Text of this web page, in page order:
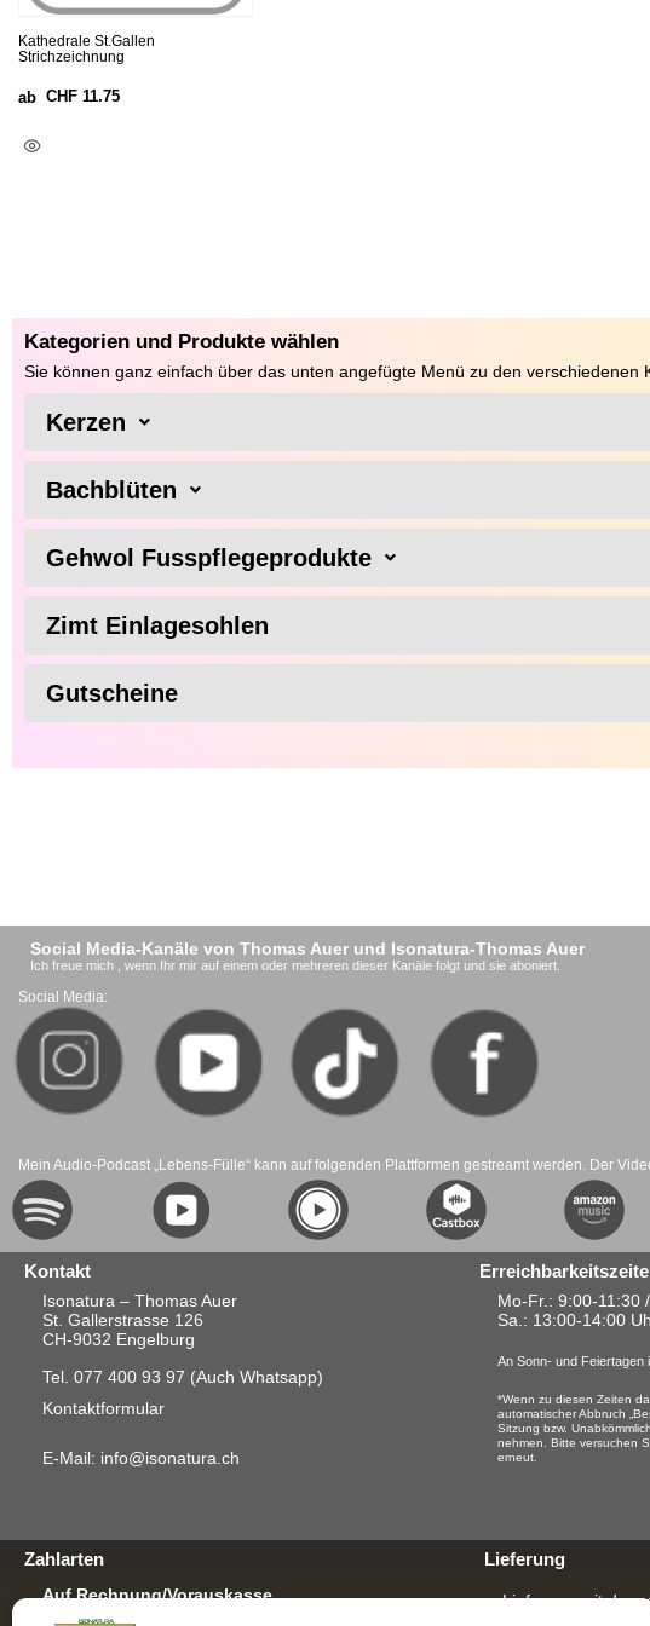
Kathedrale St.Gallen
Strichzeichnung
ab CHF 11.75
Kategorien und Produkte wählen
Sie können ganz einfach über das unten angefügte Menü zu den verschiedenen
Kerzen
Bachblüten
Gehwol Fusspflegeprodukte
Zimt Einlagesohlen
Gutscheine
Social Media-Kanäle von Thomas Auer und Isonatura-Thomas Auer
Ich freue mich , wenn Ihr mir auf einem oder mehreren dieser Kanäle folgt und sie aboniert.
Social Media:
Mein Audio-Podcast „Lebens-Fülle“ kann auf folgenden Plattformen gestreamt werden. Der
Kontakt
Isonatura – Thomas Auer
St. Gallerstrasse 126
CH-9032 Engelburg
Tel. 077 400 93 97 (Auch Whatsapp)
Kontaktformular
E-Mail: info@isonatura.ch
Mo-Fr.: 9:00-11:30
Sa. : 13:00-14:00
An Sonn- und Feiertagen
*Wenn zu diesen Zeiten
automatischer Abbruch
Sitzung bzw.
nehmen. Bitte versuchen
erneut.
Zahlarten
Auf Rechnung/Vorauskasse
Lieferung
Lieferung mit der